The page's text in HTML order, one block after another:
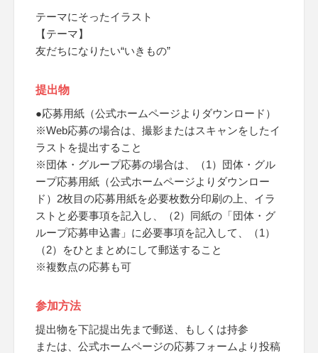
テーマにそったイラスト
【テーマ】
友だちになりたい“いきもの”
提出物
●応募用紙（公式ホームページよりダウンロード）
※Web応募の場合は、撮影またはスキャンをしたイ
ラストを提出すること
※団体・グループ応募の場合は、（1）団体・グル
ープ応募用紙（公式ホームページよりダウンロー
ド）2枚目の応募用紙を必要枚数分印刷の上、イラ
ストと必要事項を記入し、（2）同紙の「団体・グ
ループ応募申込書」に必要事項を記入して、（1）
（2）をひとまとめにして郵送すること
※複数点の応募も可
参加方法
提出物を下記提出先まで郵送、もしくは持参
または、公式ホームページの応募フォームより投稿